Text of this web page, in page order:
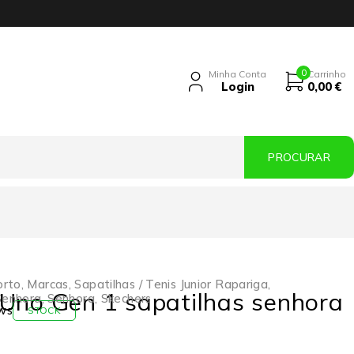
Minha Conta
Login
0Carrinho
0,00€
, Marcas,Sapatilhas / Tenis Junior Rapariga,
,Senhora, Skechers
Gen 1 sapatilhas senhora
STOCK